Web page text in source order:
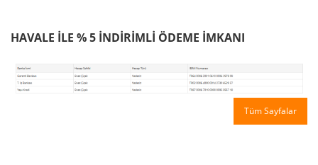
HAVALE İLE % 5 İNDİRİMLİ ÖDEME İMKANI
Tüm Sayfalar